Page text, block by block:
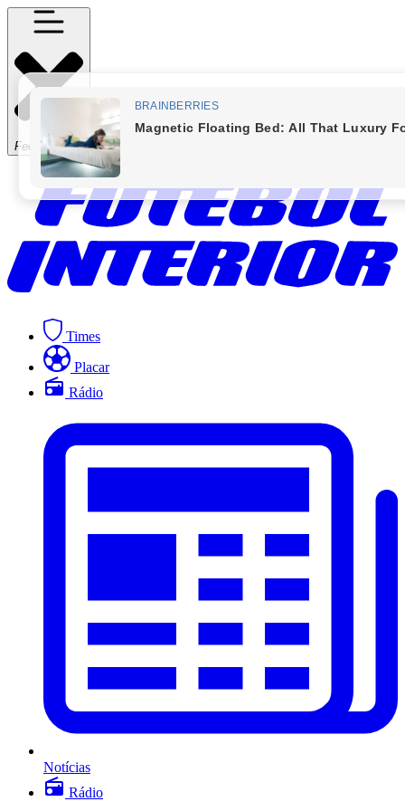
Fechar Menu
Times
Placar
Rádio
Notícias
Rádio